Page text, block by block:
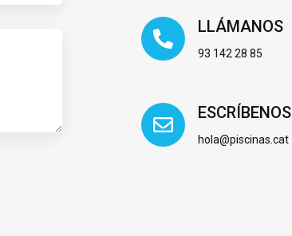
LLÁMANOS
93 142 28 85
ESCRÍBENOS
hola@piscinas.cat